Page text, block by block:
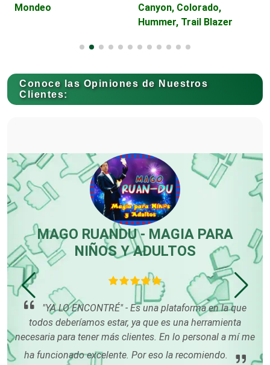
Cortinas, Persianas y Alfombras
Cristalerías
Cromadoras
Decoración de Interiores
Dentistas
Deportes
Mondeo
Canyon, Colorado,
Hummer, Trail Blazer
Conoce las Opiniones de Nuestros
Clientes:
MAGO RUANDU - MAGIA PARA
NIÑOS Y ADULTOS
"YA LO ENCONTRÉ" - Es una plataforma en la que
todos deberíamos estar, ya que es una herramienta
necesaria para tener más clientes. En lo personal a mí me
ha funcionado excelente. Por eso la recomiendo.